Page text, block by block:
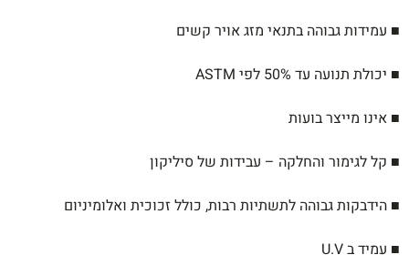
■ עמידות גבוהה בתנאי מזג אויר קשים
■ יכולת תנועה עד 50% לפי ASTM
■ אינו מייצר בועות
■ קל לגימור והחלקה – עבידות של סיליקון
■ הידבקות גבוהה לתשתיות רבות, כולל זכוכית ואלומיניום
■ עמיד ב U.V